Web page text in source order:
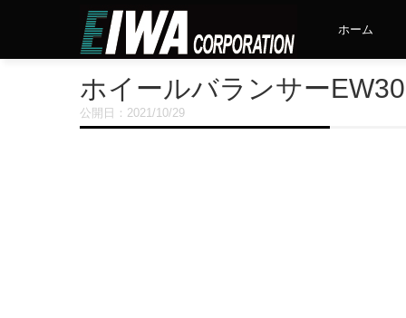
ホーム
ホイールバランサー
公開日： 2021/10/29